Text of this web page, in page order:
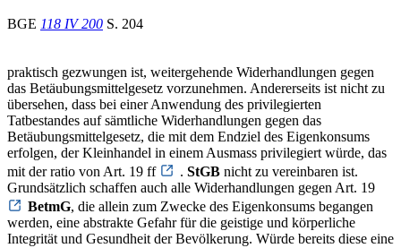
BGE 118 IV 200 S. 204
praktisch gezwungen ist, weitergehende Widerhandlungen gegen
das Betäubungsmittelgesetz vorzunehmen. Andererseits ist nicht zu
übersehen, dass bei einer Anwendung des privilegierten
Tatbestandes auf sämtliche Widerhandlungen gegen das
Betäubungsmittelgesetz, die mit dem Endziel des Eigenkonsums
erfolgen, der Kleinhandel in einem Ausmass privilegiert würde, das
mit der ratio von Art. 19 ff
. StGB nicht zu vereinbaren ist.
Grundsätzlich schaffen auch alle Widerhandlungen gegen Art. 19
BetmG, die allein zum Zwecke des Eigenkonsums begangen
werden, eine abstrakte Gefahr für die geistige und körperliche
Integrität und Gesundheit der Bevölkerung. Würde bereits diese eine